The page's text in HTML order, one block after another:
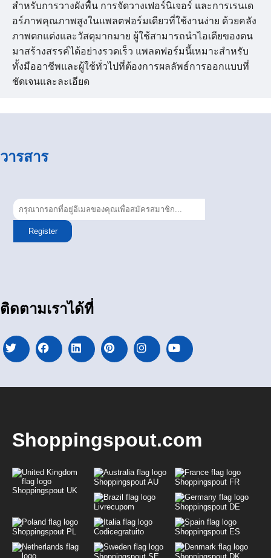
สำหรับการวางผังพื้น การจัดวางเฟอร์นิเจอร์ และการเรนเด
อร์ภาพคุณภาพสูงในแพลตฟอร์มเดียวที่ใช้งานง่าย ด้วยคลัง
ภาพตกแต่งและวัสดุมากมาย ผู้ใช้สามารถนำไอเดียของตน
มาสร้างสรรค์ได้อย่างรวดเร็ว แพลตฟอร์มนี้เหมาะสำหรับ
ทั้งมืออาชีพและผู้ใช้ทั่วไปที่ต้องการผลลัพธ์การออกแบบที่
ชัดเจนและละเอียด
วารสาร
Register
ติดตามเราได้ที่
Shoppingspout.com
Shoppingspout UK
Shoppingspout AU Shoppingspout FR
Livrecupom Shoppingspout DE
Shoppingspout PL Codicegratuito Shoppingspout ES